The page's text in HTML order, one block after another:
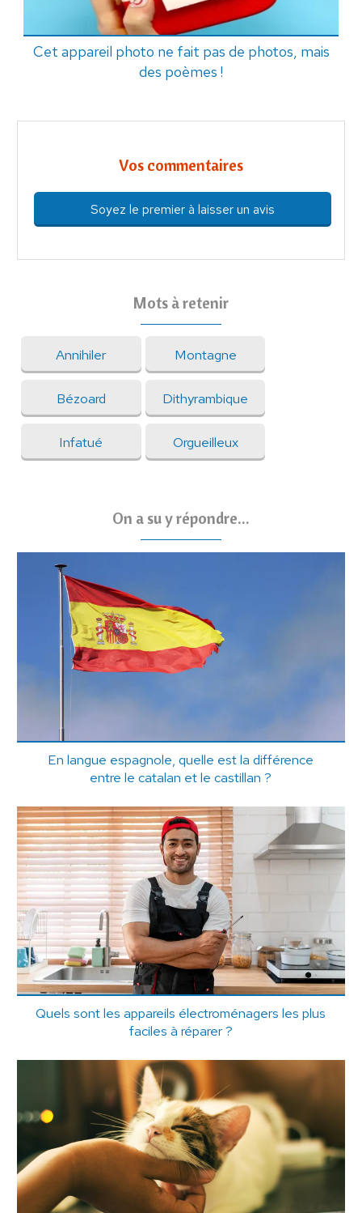
Cet appareil photo ne fait pas de photos, mais
des poèmes !
Vos commentaires
Soyez le premier à laisser un avis
Mots à retenir
Annihiler Montagne
Bézoard Dithyrambique
Infatué Orgueilleux
On a su y répondre...
En langue espagnole, quelle est la différence
entre le catalan et le castillan ?
Quels sont les appareils électroménagers les plus
faciles à réparer ?